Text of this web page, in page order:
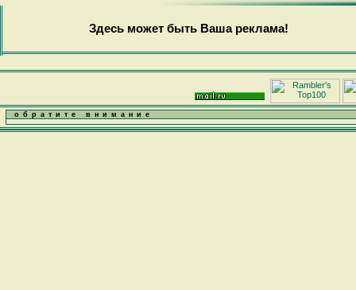
Здесь может быть Ваша реклама!
обратите внимание